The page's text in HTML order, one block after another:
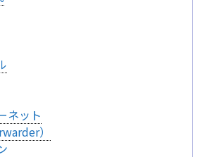
ネット
）